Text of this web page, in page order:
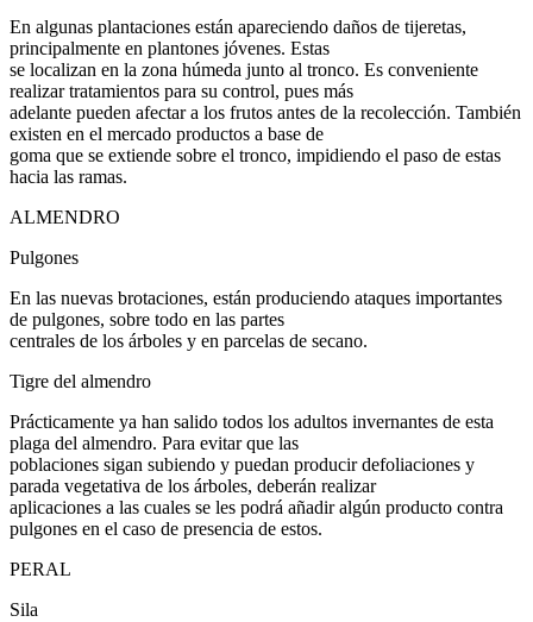
En algunas plantaciones están apareciendo daños de tijeretas,
principalmente en plantones jóvenes. Estas
se localizan en la zona húmeda junto al tronco. Es conveniente
realizar tratamientos para su control, pues más
adelante pueden afectar a los frutos antes de la recolección. También
existen en el mercado productos a base de
goma que se extiende sobre el tronco, impidiendo el paso de estas
hacia las ramas.
ALMENDRO
Pulgones
En las nuevas brotaciones, están produciendo ataques importantes
de pulgones, sobre todo en las partes
centrales de los árboles y en parcelas de secano.
Tigre del almendro
Prácticamente ya han salido todos los adultos invernantes de esta
plaga del almendro. Para evitar que las
poblaciones sigan subiendo y puedan producir defoliaciones y
parada vegetativa de los árboles, deberán realizar
aplicaciones a las cuales se les podrá añadir algún producto contra
pulgones en el caso de presencia de estos.
PERAL
Sila